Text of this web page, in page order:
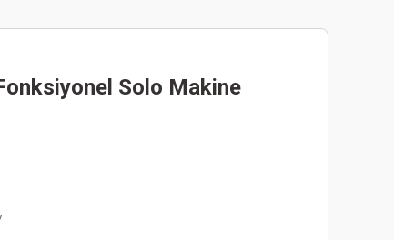
Solo Makine